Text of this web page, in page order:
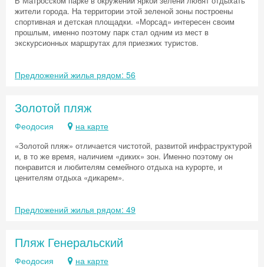
жители города. На территории этой зеленой зоны построены
спортивная и детская площадки. «Морсад» интересен своим
прошлым, именно поэтому парк стал одним из мест в
экскурсионных маршрутах для приезжих туристов.
Предложений жилья рядом: 56
Золотой пляж
Феодосия на карте
«Золотой пляж» отличается чистотой, развитой инфраструктурой
и, в то же время, наличием «диких» зон. Именно поэтому он
понравится и любителям семейного отдыха на курорте, и
ценителям отдыха «дикарем».
Предложений жилья рядом: 49
Пляж Генеральский
Феодосия на карте
Скидка −5%
Хочешь дешевле? Оставь почту и получи